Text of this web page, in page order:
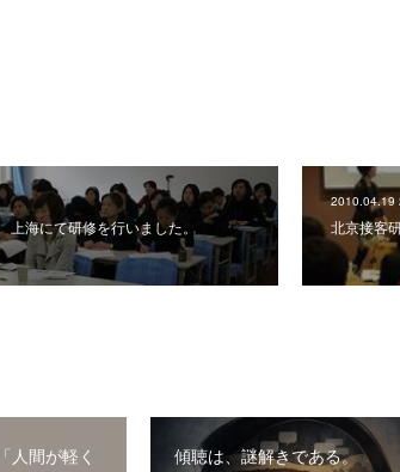
海にて研修を行いました。
2010.04.19
北京接客
人間が軽く
傾聴は、謎解きである。